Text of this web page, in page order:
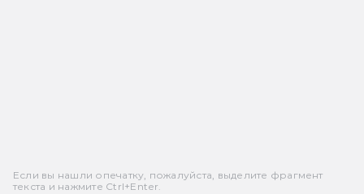
Если вы нашли опечатку, пожалуйста, выделите фрагмент
текста и нажмите Ctrl+Enter.